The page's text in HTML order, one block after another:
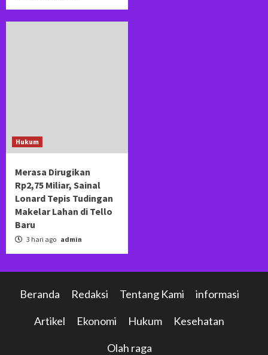
Hukum
Merasa Dirugikan
Rp2,75 Miliar, Sainal
Lonard Tepis Tudingan
Makelar Lahan di Tello
Baru
3 hari ago admin
Beranda Redaksi Tentang Kami informasi
Artikel Ekonomi Hukum Kesehatan
Olah raga